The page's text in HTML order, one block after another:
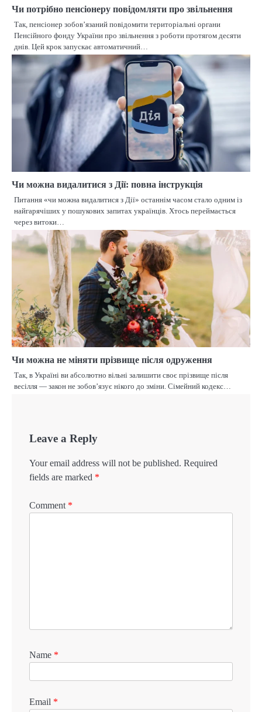
Чи потрібно пенсіонеру повідомляти про звільнення
Так, пенсіонер зобов’язаний повідомити територіальні органи
Пенсійного фонду України про звільнення з роботи протягом десяти
днів. Цей крок запускає автоматичний…
Чи можна видалитися з Дії: повна інструкція
Питання «чи можна видалитися з Дії» останнім часом стало одним із
найгарячіших у пошукових запитах українців. Хтось переймається
через витоки…
Чи можна не міняти прізвище після одруження
Так, в Україні ви абсолютно вільні залишити своє прізвище після
весілля — закон не зобов’язує нікого до зміни. Сімейний кодекс…
Leave a Reply
Your email address will not be published. Required
fields are marked *
Comment *
Name *
Email *